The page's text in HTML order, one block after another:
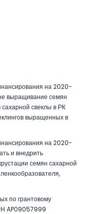
на 2020-
выращивание семян
свеклы в РК
выращенных в
на 2020-
и внедрить
семян сахарной
по грантовому
AP09057999